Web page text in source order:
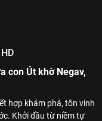
con Út khờ Negav,
hợp khám phá, tôn vinh
Khởi đầu từ niềm tự